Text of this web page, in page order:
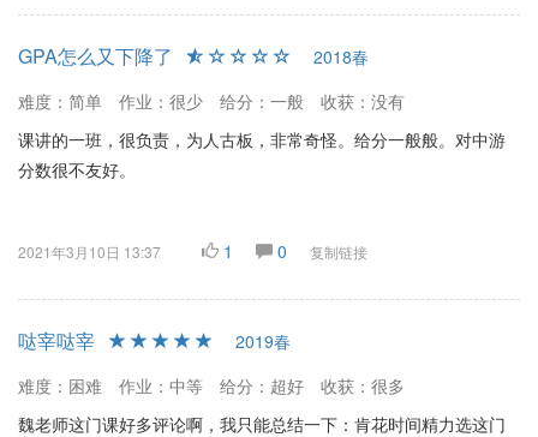
GPA怎么又下降了
2018春
难度：简单
作业：很少 给分：一般
收获：没有
课讲的一班，很负责，为人古板，非常奇怪。给分一般般。对中游
分数很不友好。
2021年3月10日 13:37 1 0 复制链接
哒宰哒宰
2019春
难度：困难
作业：中等 给分：超好
收获：很多
魏老师这门课好多评论啊，我只能总结一下：肯花时间精力选这门